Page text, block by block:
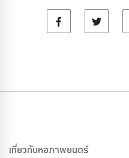
เกี่ยวกับหอภาพยนตร์